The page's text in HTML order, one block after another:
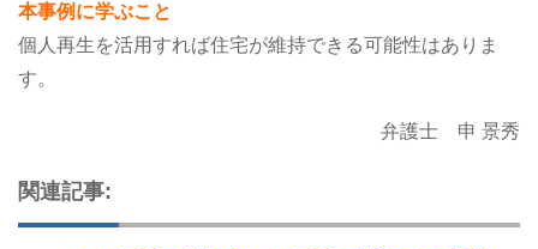
本事例に学ぶこと
個人再生を活用すれば住宅が維持できる可能性はありま
す。
弁護士 申 景秀
関連記事: